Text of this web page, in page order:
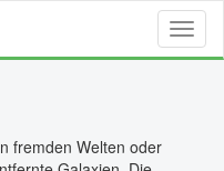
fremden Welten oder